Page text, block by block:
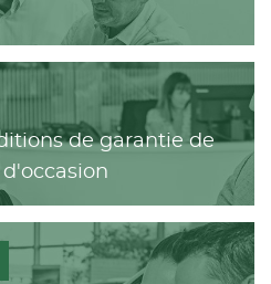
de garantie de